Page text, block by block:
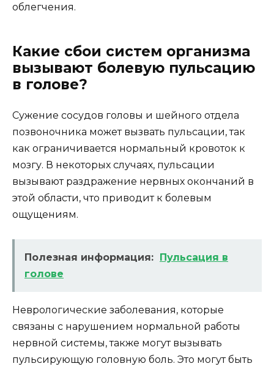
облегчения.
Какие сбои систем организма
вызывают болевую пульсацию
в голове?
Сужение сосудов головы и шейного отдела
позвоночника может вызвать пульсации, так
как ограничивается нормальный кровоток к
мозгу. В некоторых случаях, пульсации
вызывают раздражение нервных окончаний в
этой области, что приводит к болевым
ощущениям.
Полезная информация: Пульсация в
голове
Неврологические заболевания, которые
связаны с нарушением нормальной работы
нервной системы, также могут вызывать
пульсирующую головную боль. Это могут быть